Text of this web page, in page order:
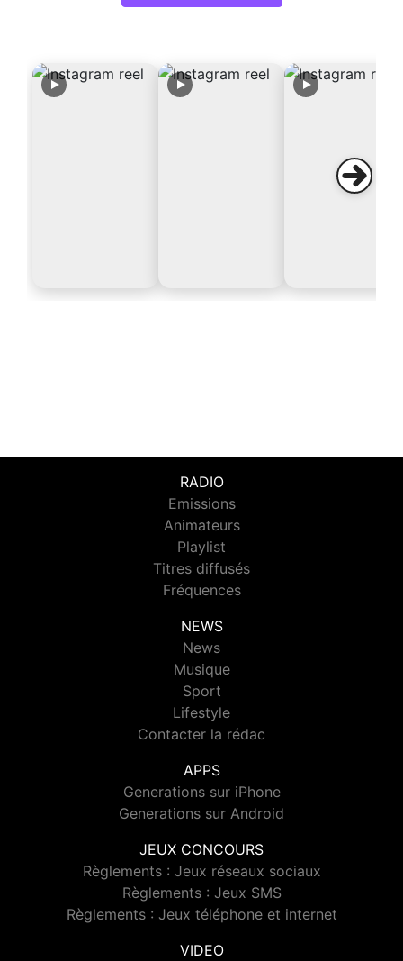
RADIO
Emissions
Animateurs
Playlist
Titres diffusés
Fréquences
NEWS
News
Musique
Sport
Lifestyle
Contacter la rédac
APPS
Generations sur iPhone
Generations sur Android
JEUX CONCOURS
Règlements : Jeux réseaux sociaux
Règlements : Jeux SMS
Règlements : Jeux téléphone et internet
VIDEO